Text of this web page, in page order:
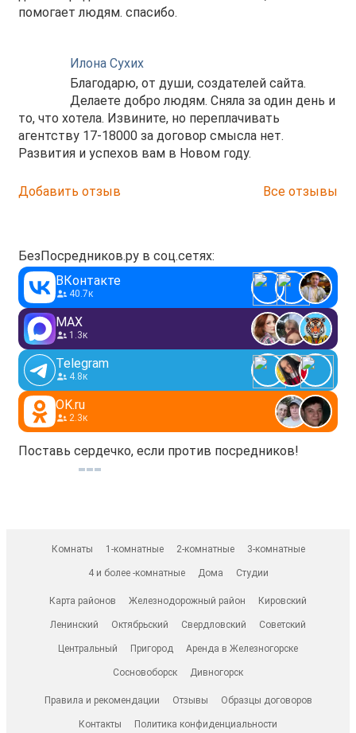
помогает людям. спасибо.
Илона Сухих
Благодарю, от души, создателей сайта.
Делаете добро людям. Сняла за один день и
то, что хотела. Извините, но переплачивать
агентству 17-18000 за договор смысла нет.
Развития и успехов вам в Новом году.
Добавить отзыв Все отзывы
БезПосредников.ру в соц.сетях:
ВКонтакте
40.7к
MAX
1.3к
Telegram
4.8к
OK.ru
2.3к
Поставь сердечко, если против посредников!
Комнаты 1-комнатные 2-комнатные 3-комнатные
4 и более -комнатные Дома Студии
Карта районов Железнодорожный район Кировский
Ленинский Октябрьский Свердловский Советский
Центральный Пригород Аренда в Железногорске
Сосновоборск Дивногорск
Правила и рекомендации Отзывы Образцы договоров
Контакты Политика конфиденциальности